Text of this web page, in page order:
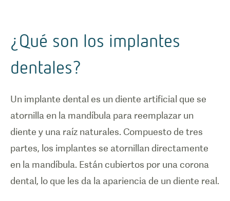
¿Qué son los implantes
dentales?
Un implante dental es un diente artificial que se
atornilla en la mandíbula para reemplazar un
diente y una raíz naturales. Compuesto de tres
partes, los implantes se atornillan directamente
en la mandíbula. Están cubiertos por una corona
dental, lo que les da la apariencia de un diente real.